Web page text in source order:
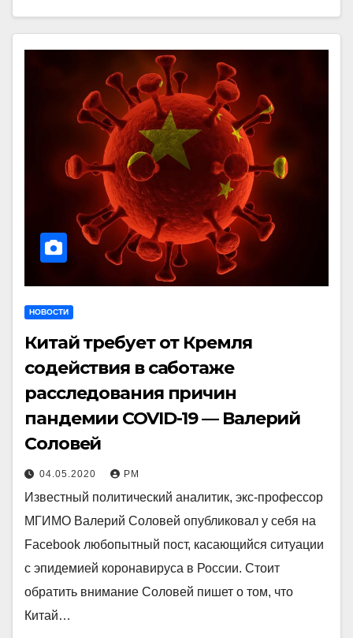
НОВОСТИ
Китай требует от Кремля
содействия в саботаже
расследования причин
пандемии COVID-19 — Валерий
Соловей
04.05.2020 РМ
Известный политический аналитик, экс-профессор
МГИМО Валерий Соловей опубликовал у себя на
Facebook любопытный пост, касающийся ситуации
с эпидемией коронавируса в России. Стоит
обратить внимание Соловей пишет о том, что
Китай…